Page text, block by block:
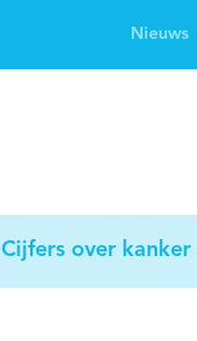
Nieuws
Cijfers over kanker